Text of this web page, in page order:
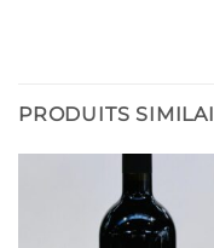
PRODUITS